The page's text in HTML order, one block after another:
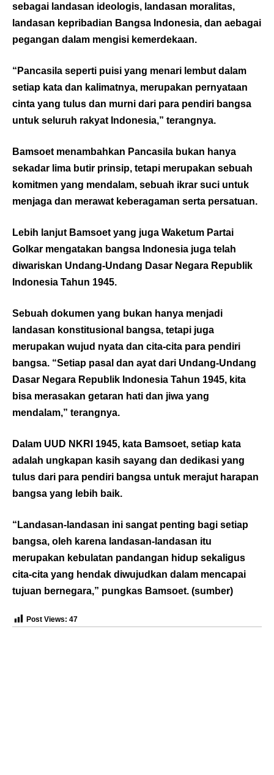
sebagai landasan ideologis, landasan moralitas,
landasan kepribadian Bangsa Indonesia, dan aebagai
pegangan dalam mengisi kemerdekaan.
“Pancasila seperti puisi yang menari lembut dalam
setiap kata dan kalimatnya, merupakan pernyataan
cinta yang tulus dan murni dari para pendiri bangsa
untuk seluruh rakyat Indonesia,” terangnya.
Bamsoet menambahkan Pancasila bukan hanya
sekadar lima butir prinsip, tetapi merupakan sebuah
komitmen yang mendalam, sebuah ikrar suci untuk
menjaga dan merawat keberagaman serta persatuan.
Lebih lanjut Bamsoet yang juga Waketum Partai
Golkar mengatakan bangsa Indonesia juga telah
diwariskan Undang-Undang Dasar Negara Republik
Indonesia Tahun 1945.
Sebuah dokumen yang bukan hanya menjadi
landasan konstitusional bangsa, tetapi juga
merupakan wujud nyata dan cita-cita para pendiri
bangsa. “Setiap pasal dan ayat dari Undang-Undang
Dasar Negara Republik Indonesia Tahun 1945, kita
bisa merasakan getaran hati dan jiwa yang
mendalam,” terangnya.
Dalam UUD NKRI 1945, kata Bamsoet, setiap kata
adalah ungkapan kasih sayang dan dedikasi yang
tulus dari para pendiri bangsa untuk merajut harapan
bangsa yang lebih baik.
“Landasan-landasan ini sangat penting bagi setiap
bangsa, oleh karena landasan-landasan itu
merupakan kebulatan pandangan hidup sekaligus
cita-cita yang hendak diwujudkan dalam mencapai
tujuan bernegara,” pungkas Bamsoet. (sumber)
Post Views: 47